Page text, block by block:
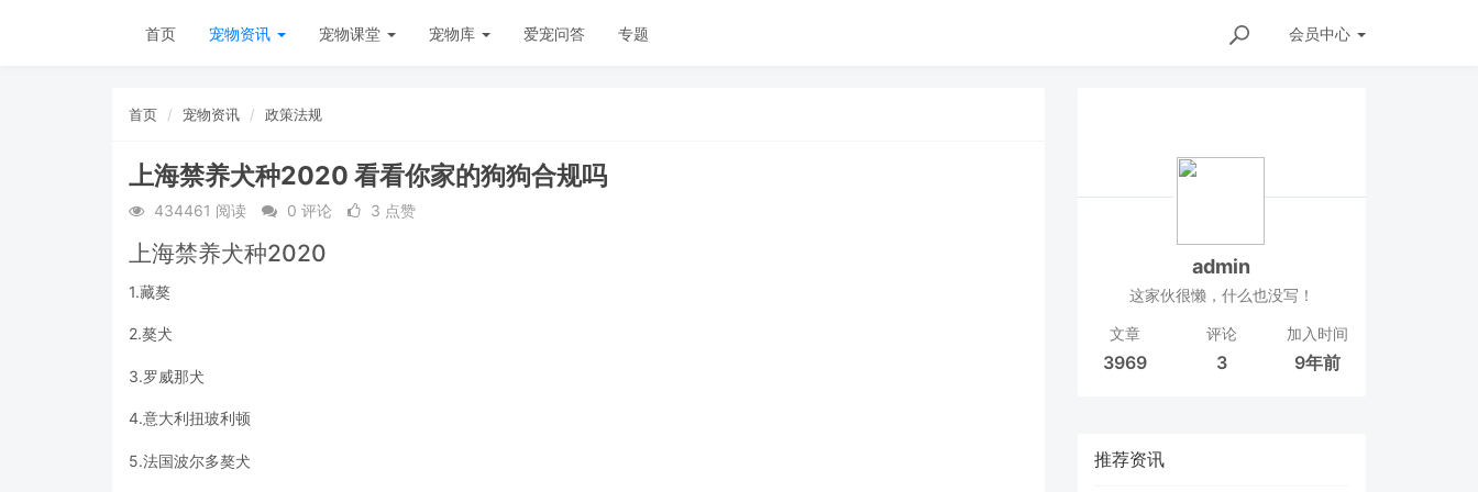
首页 宠物资讯 宠物课堂 宠物库 爱宠问答 专题 会员中心
首页 宠物资讯 政策法规
上海禁养犬种2020 看看你家的狗狗合规吗
434461 阅读 0 评论 3 点赞
上海禁养犬种2020
1.藏獒
2.獒犬
3.罗威那犬
4.意大利扭玻利顿
5.法国波尔多獒犬
admin
这家伙很懒，什么也没写！
文章
3969
评论
3
加入时间
9年前
推荐资讯